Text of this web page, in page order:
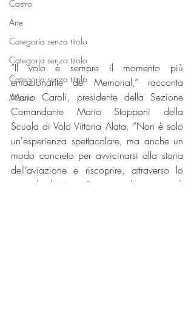
Castro
Arte
Categoria senza titolo
Categoria senza titolo
Categoria senza titolo
Mostre
“Il volo è sempre il momento più
emozionante del Memorial,” racconta
Mario Caroli, presidente della Sezione
Comandante Mario Stoppani della
Scuola di Volo Vittoria Alata. “Non è solo
un'esperienza spettacolare, ma anche un
modo concreto per avvicinarsi alla storia
dell’aviazione e riscoprire, attraverso lo
sguardo di Mario Stoppani, il coraggio di